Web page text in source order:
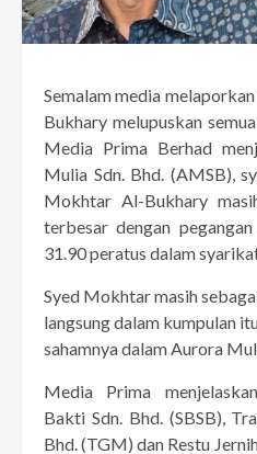
Semalam media
Bukhary melupuskan
Media Prima Berhad
Mulia Sdn. Bhd. (AMSB),
Mokhtar Al-Bukhary
terbesar dengan
31.90 peratus dalam
Syed Mokhtar masih
langsung dalam kumpulan
sahamnya dalam Aurora
Media Prima
Bakti Sdn. Bhd. (SBSB),
Bhd. (TGM) dan Restu